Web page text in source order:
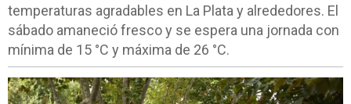
temperaturas agradables en La Plata y alrededores. El
sábado amaneció fresco y se espera una jornada con
mínima de 15 °C y máxima de 26 °C.